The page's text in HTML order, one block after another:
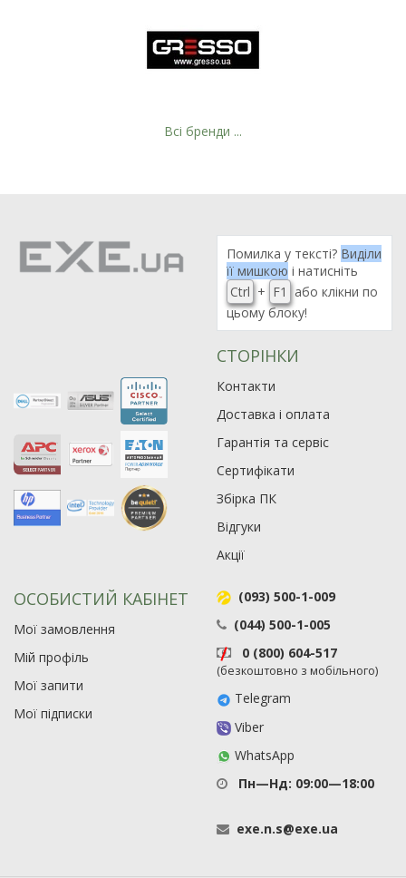
Рейтинг EXE.ua:4.6
974
90
19
21
63
Всі бренди ...
Помилка у тексті? Виділи
її мишкою і натисніть
Ctrl + F1
або клікни по
цьому блоку!
СТОРІНКИ
Контакти
Доставка і оплата
Гарантія та сервіс
Сертифікати
Збірка ПК
Відгуки
Акції
ОСОБИСТИЙ КАБІНЕТ
Мої замовлення
Мій профіль
Мої запити
Мої підписки
(093) 500-1-009
(044) 500-1-005
0 (800) 604-517
(безкоштовно з мобільного)
Telegram
Viber
WhatsApp
Пн—Нд: 09:00—18:00
exe.n.s@exe.ua